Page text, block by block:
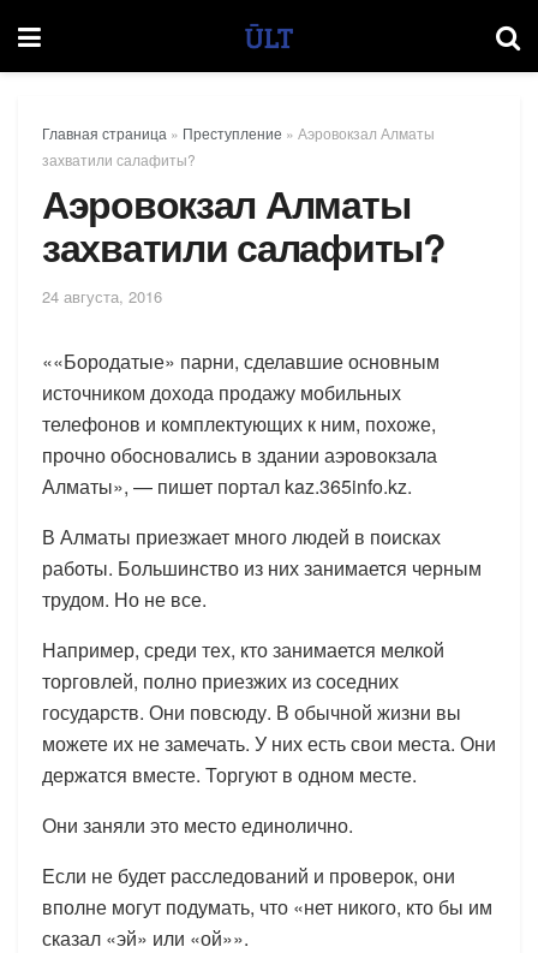
Главная страница » Преступление » Аэровокзал Алматы
захватили салафиты?
Аэровокзал Алматы
захватили салафиты?
24 августа, 2016
««Бородатые» парни, сделавшие основным
источником дохода продажу мобильных
телефонов и комплектующих к ним, похоже,
прочно обосновались в здании аэровокзала
Алматы», — пишет портал kaz.365info.kz.
В Алматы приезжает много людей в поисках
работы. Большинство из них занимается черным
трудом. Но не все.
Например, среди тех, кто занимается мелкой
торговлей, полно приезжих из соседних
государств. Они повсюду. В обычной жизни вы
можете их не замечать. У них есть свои места. Они
держатся вместе. Торгуют в одном месте.
Они заняли это место единолично.
Если не будет расследований и проверок, они
вполне могут подумать, что «нет никого, кто бы им
сказал «эй» или «ой»».